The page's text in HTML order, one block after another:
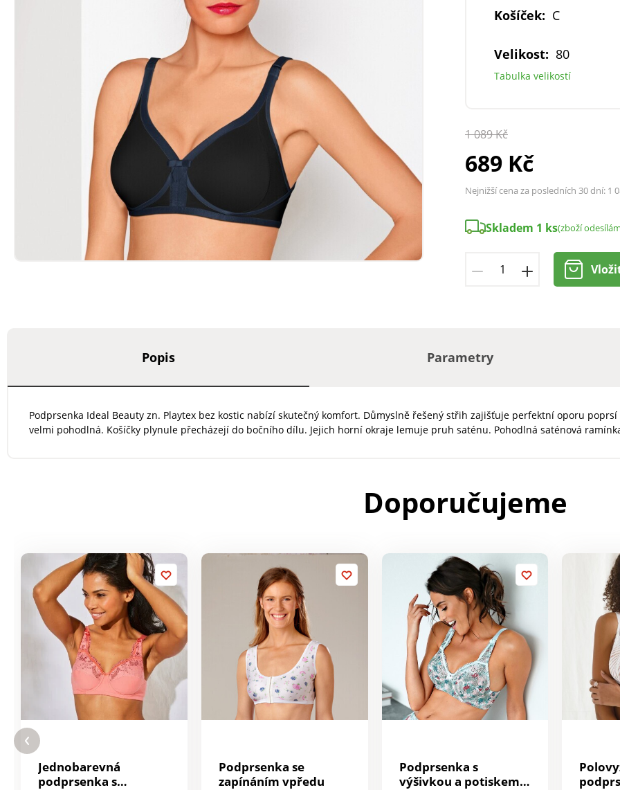
Košíček: C
Velikost: 80
Tabulka velikostí
1 089 Kč
689 Kč
Nejnižší cena za posledních 30 dní: 1
Skladem 1 ks(zboží
Popis Parametry
Podprsenka Ideal Beauty zn. Playtex bez kostic nabízí skutečný komfort. Důmyslně řešený střih zajišťuje perfektní oporu
velmi pohodlná. Košíčky plynule přecházejí do bočního dílu. Jejich horní okraje lemuje pruh saténu. Pohodlná saténová
Doporučujeme
Jednobarevná
podprsenka s
Podprsenka se
zapínáním vpředu
Podprsenka s
výšivkou a potiskem